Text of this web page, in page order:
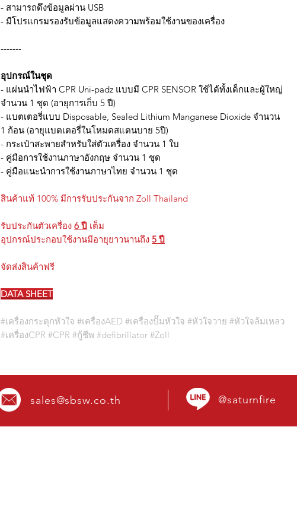
- สามารถดึงข้อมูลผ่าน USB
- มีโปรแกรมรองรับข้อมูลแสดงความพร้อมใช้งานของเครื่อง
-------
อุปกรณ์ในชุด
- แผ่นนำไฟฟ้า CPR Uni-padz แบบมี CPR SENSOR ใช้ได้ทั้งเด็กและผู้ใหญ่
จำนวน 1 ชุด (อายุการเก็บ 5 ปี)
- แบตเตอรี่แบบ Disposable, Sealed Lithium Manganese Dioxide จำนวน
1 ก้อน (อายุแบตเตอรี่ในโหมดสแตนบาย 5ปี)
- กระเป๋าสะพายสำหรับใส่ตัวเครื่อง จำนวน 1 ใบ
- คู่มือการใช้งานภาษาอังกฤษ จำนวน 1 ชุด
- คู่มือแนะนำการใช้งานภาษาไทย จำนวน 1 ชุด
สินค้าแท้ 100% มีการรับประกันจาก Zoll Thailand
รับประกันตัวเครื่อง 6 ปี เต็ม
อุปกรณ์ประกอบใช้งานมีอายุยาวนานถึง 5 ปี
จัดส่งสินค้าฟรี
DATA SHEET
#เครื่องกระตุกหัวใจ #เครื่องAED #เครื่องปั๊มหัวใจ #หัวใจวาย #หัวใจล้มเหลว
#เครื่องCPR #CPR #กู้ชีพ #defibrillator #Zoll
sales@sbsw.co.th @saturnfire